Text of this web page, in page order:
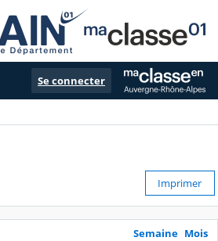
Se connecter
Imprimer
Semaine Mois